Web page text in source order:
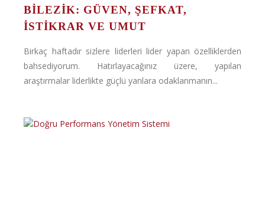
BILEZIK: GÜVEN, ŞEFKAT,
İSTIKRAR VE UMUT
Birkaç haftadır sizlere liderleri lider yapan özelliklerden
bahsediyorum. Hatırlayacağınız üzere, yapılan
araştırmalar liderlikte güçlü yanlara odaklanmanın...